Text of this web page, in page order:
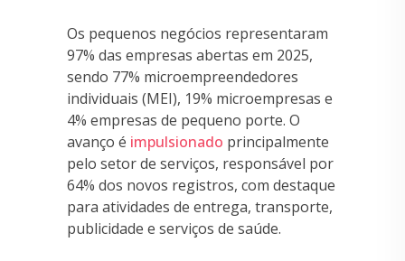
Os pequenos negócios representaram
97% das empresas abertas em 2025,
sendo 77% microempreendedores
individuais (MEI), 19% microempresas e
4% empresas de pequeno porte. O
avanço é impulsionado principalmente
pelo setor de serviços, responsável por
64% dos novos registros, com destaque
para atividades de entrega, transporte,
publicidade e serviços de saúde.